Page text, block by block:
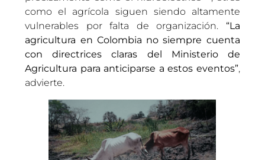
como el agrícola siguen siendo altamente
vulnerables por falta de organización. “La
agricultura en Colombia no siempre cuenta
con directrices claras del Ministerio de
Agricultura para anticiparse a estos eventos”,
advierte.